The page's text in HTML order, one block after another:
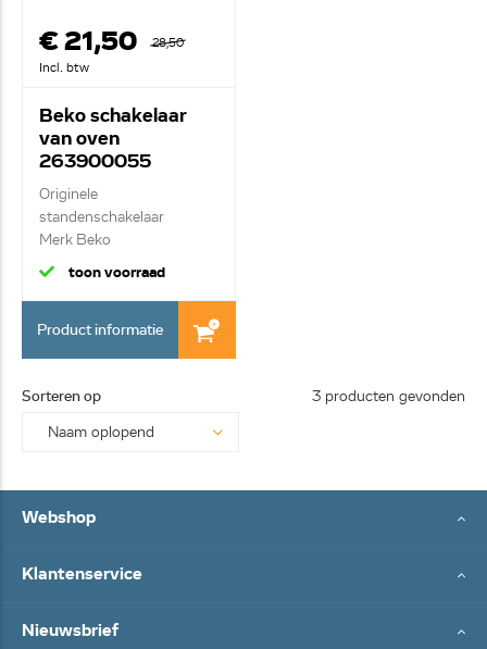
€ 21,50
28,50
Incl. btw
Beko schakelaar
van oven
263900055
Originele
standenschakelaar
Merk Beko
Keuzeschakelaar 13 c...
toon voorraad
Product informatie
Sorteren op 3 producten gevonden
Webshop
Klantenservice
Nieuwsbrief